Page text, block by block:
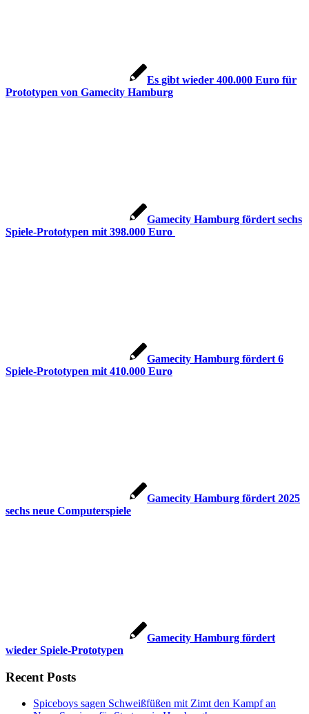
Es gibt wieder 400.000 Euro für
Prototypen von Gamecity Hamburg
Gamecity Hamburg fördert sechs
Spiele-Prototypen mit 398.000 Euro
Gamecity Hamburg fördert 6
Spiele-Prototypen mit 410.000 Euro
Gamecity Hamburg fördert 2025
sechs neue Computerspiele
Gamecity Hamburg fördert
wieder Spiele-Prototypen
Recent Posts
Spiceboys sagen Schweißfüßen mit Zimt den Kampf an